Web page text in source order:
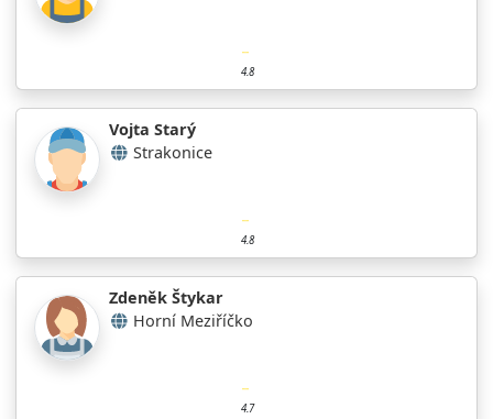
4.8
Vojta Starý
Strakonice
4.8
Zdeněk Štykar
Horní Meziříčko
4.7